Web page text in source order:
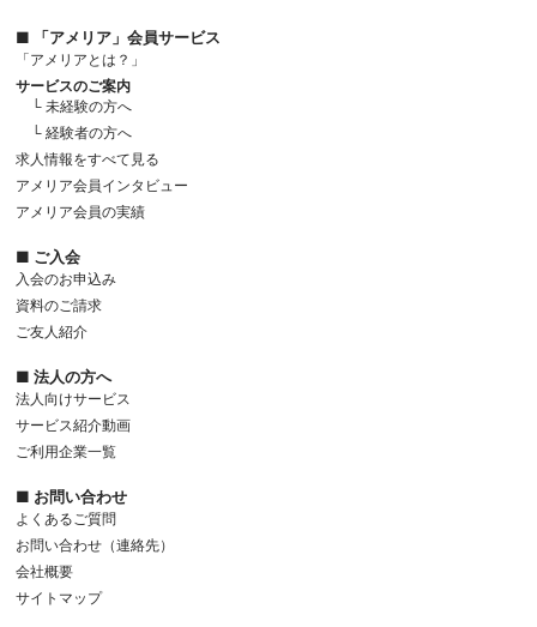
■ 「アメリア」会員サービス
「アメリアとは？」
サービスのご案内
└ 未経験の方へ
└ 経験者の方へ
求人情報をすべて見る
アメリア会員インタビュー
アメリア会員の実績
■ ご入会
入会のお申込み
資料のご請求
ご友人紹介
■ 法人の方へ
法人向けサービス
サービス紹介動画
ご利用企業一覧
■ お問い合わせ
よくあるご質問
お問い合わせ（連絡先）
会社概要
サイトマップ